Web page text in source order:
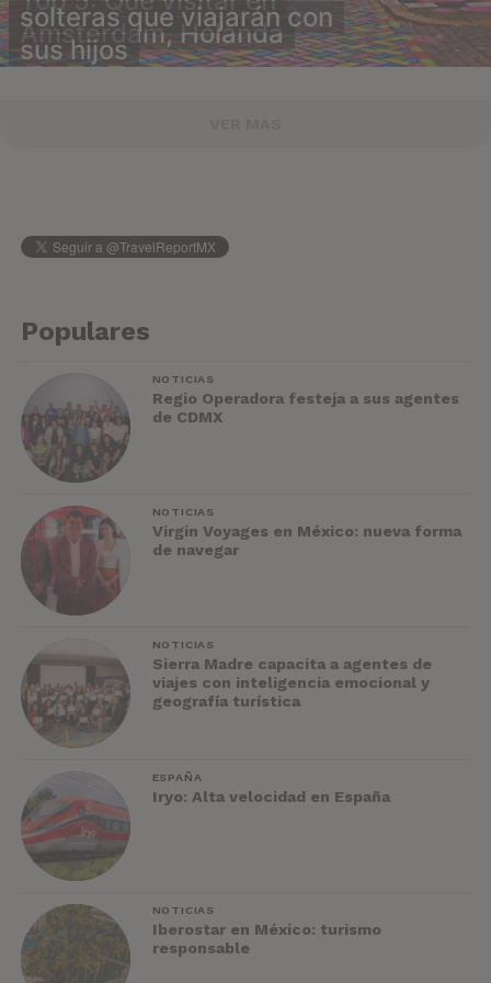
Ámsterdam, Holanda
solteras que viajarán con
sus hijos
Populares
NOTICIAS
Regio Operadora festeja a sus agentes
de CDMX
NOTICIAS
Virgin Voyages en México: nueva forma
de navegar
NOTICIAS
Sierra Madre capacita a agentes de
viajes con inteligencia emocional y
geografía turística
ESPAÑA
Iryo: Alta velocidad en España
NOTICIAS
Iberostar en México: turismo
responsable